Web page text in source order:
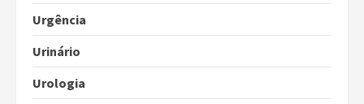
Urgência
Urinário
Urologia